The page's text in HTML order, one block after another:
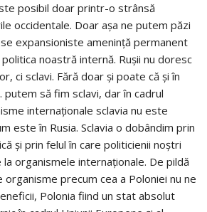
posibil doar printr-o strânsă
occidentale. Doar aşa ne putem păzi
expansioniste ameninţă permanent
noastră internă. Ruşii nu doresc
ci sclavi. Fără doar şi poate că şi în
putem să fim sclavi, dar în cadrul
internaţionale sclavia nu este
este în Rusia. Sclavia o dobândim prin
şi prin felul în care politicienii noştri
organismele internaţionale. De pildă
precum cea a Poloniei nu ne
Polonia fiind un stat absolut